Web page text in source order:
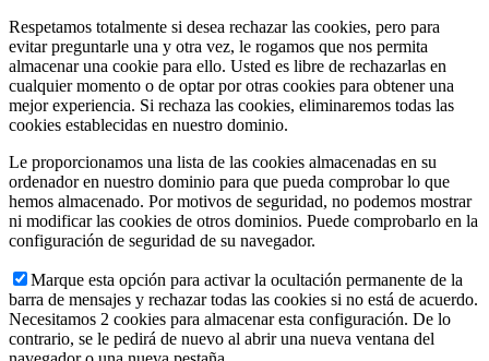
Respetamos totalmente si desea rechazar las cookies, pero para
evitar preguntarle una y otra vez, le rogamos que nos permita
almacenar una cookie para ello. Usted es libre de rechazarlas en
cualquier momento o de optar por otras cookies para obtener una
mejor experiencia. Si rechaza las cookies, eliminaremos todas las
cookies establecidas en nuestro dominio.
Le proporcionamos una lista de las cookies almacenadas en su
ordenador en nuestro dominio para que pueda comprobar lo que
hemos almacenado. Por motivos de seguridad, no podemos mostrar
ni modificar las cookies de otros dominios. Puede comprobarlo en la
configuración de seguridad de su navegador.
Marque esta opción para activar la ocultación permanente de la
barra de mensajes y rechazar todas las cookies si no está de acuerdo.
Necesitamos 2 cookies para almacenar esta configuración. De lo
contrario, se le pedirá de nuevo al abrir una nueva ventana del